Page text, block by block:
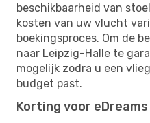
beschikbaarheid van
kosten van uw vlucht
boekingsproces. Om de
naar Leipzig-Halle te
mogelijk zodra u een
budget past.
Korting voor